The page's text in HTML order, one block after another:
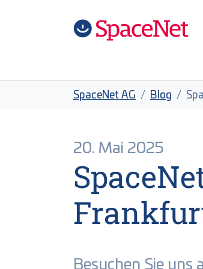
Sie sind hier:
SpaceNet AG Blog
20. Mai 2025
Besuchen Sie uns